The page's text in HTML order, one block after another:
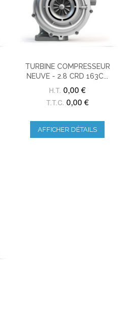
TURBINE COMPRESSEUR
NEUVE - 2.8 CRD 163C...
H.T. 0,00 €
T.T.C. 0,00 €
AFFICHER DÉTAILS